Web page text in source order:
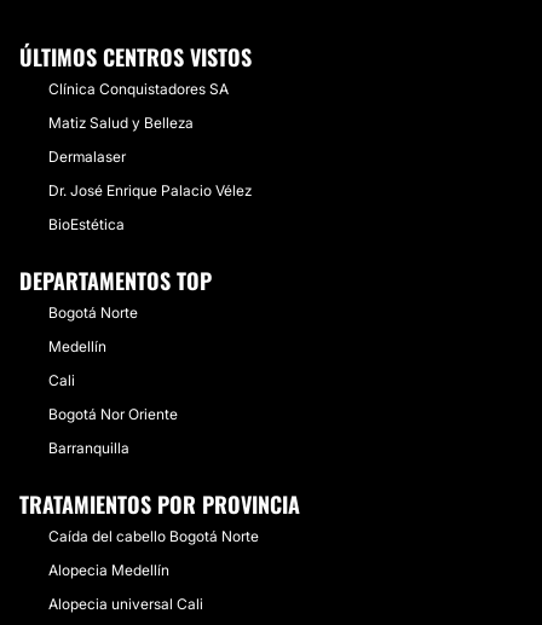
ÚLTIMOS CENTROS VISTOS
Clínica Conquistadores SA
Matiz Salud y Belleza
Dermalaser
Dr. José Enrique Palacio Vélez
BioEstética
DEPARTAMENTOS TOP
Bogotá Norte
Medellín
Cali
Bogotá Nor Oriente
Barranquilla
TRATAMIENTOS POR PROVINCIA
Caída del cabello Bogotá Norte
Alopecia Medellín
Alopecia universal Cali